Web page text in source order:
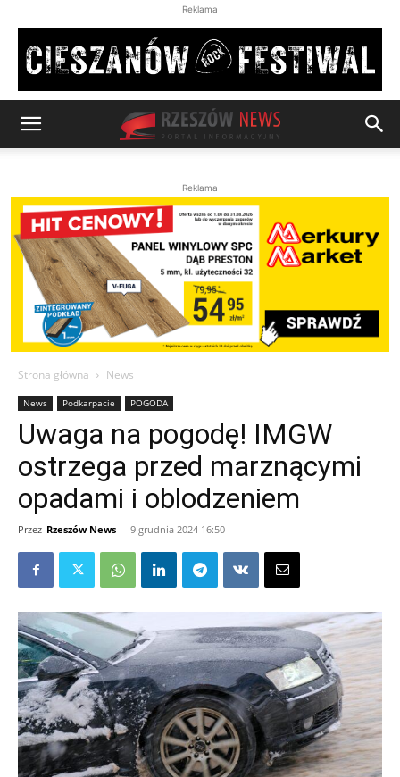
Reklama
Reklama
Strona główna News
News Podkarpacie POGODA
Uwaga na pogodę! IMGW
ostrzega przed marznącymi
opadami i oblodzeniem
Przez Rzeszów News - 9 grudnia 2024 16:50